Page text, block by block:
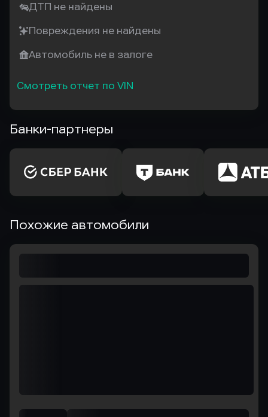
ДТП не найдены
Повреждения не найдены
Автомобиль не в залоге
Смотреть отчет по VIN
Банки-партнеры
Похожие автомобили